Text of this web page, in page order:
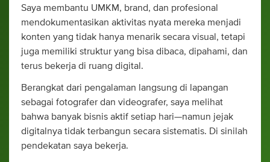
Saya membantu UMKM, brand, dan profesional
mendokumentasikan aktivitas nyata mereka menjadi
konten yang tidak hanya menarik secara visual, tetapi
juga memiliki struktur yang bisa dibaca, dipahami, dan
terus bekerja di ruang digital.
Berangkat dari pengalaman langsung di lapangan
sebagai fotografer dan videografer, saya melihat
bahwa banyak bisnis aktif setiap hari—namun jejak
digitalnya tidak terbangun secara sistematis. Di sinilah
pendekatan saya bekerja.